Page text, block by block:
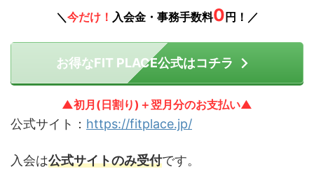
＼今だけ！ 入会金・事務手数料0 円！／
お得なFIT PLACE公式はコチラ
▲初月(日割り)＋翌月分のお支払い▲
公式サイト： https://fitplace.jp/
入会は公式サイトのみ受付です。